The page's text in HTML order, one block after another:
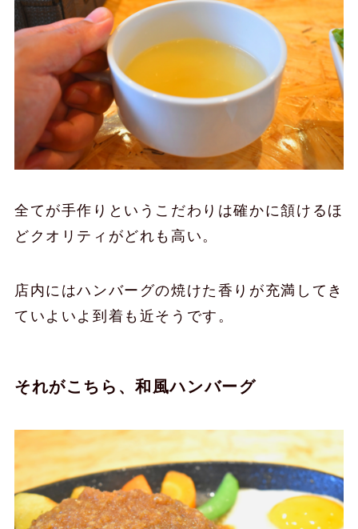
全てが手作りというこだわりは確かに頷けるほ
どクオリティがどれも高い。
店内にはハンバーグの焼けた香りが充満してき
ていよいよ到着も近そうです。
それがこちら、和風ハンバーグ